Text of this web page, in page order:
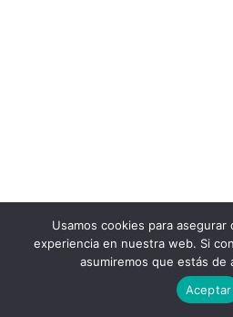
Usamos cookies para asegurar
experiencia en nuestra web. Si
asumiremos que estás de
Aceptar